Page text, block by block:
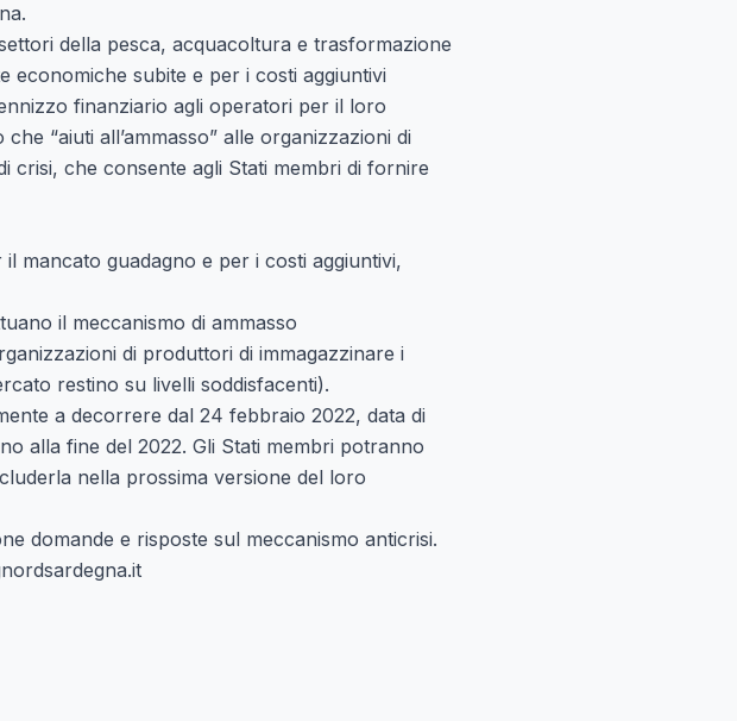
della pesca, acquacoltura e trasformazione
economiche subite e per i costi aggiuntivi
finanziario agli operatori per il loro
“aiuti all’ammasso” alle organizzazioni di
crisi, che consente agli Stati membri di fornire
mancato guadagno e per i costi aggiuntivi,
il meccanismo di ammasso
di produttori di immagazzinare i
restino su livelli soddisfacenti).
a decorrere dal 24 febbraio 2022, data di
alla fine del 2022. Gli Stati membri potranno
nella prossima versione del loro
domande e risposte sul meccanismo anticrisi.